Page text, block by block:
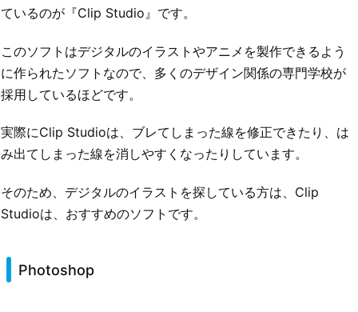
ているのが『Clip Studio』です。
このソフトはデジタルのイラストやアニメを製作できるよう
に作られたソフトなので、多くのデザイン関係の専門学校が
採用しているほどです。
実際にClip Studioは、ブレてしまった線を修正できたり、は
み出てしまった線を消しやすくなったりしています。
そのため、デジタルのイラストを探している方は、Clip
Studioは、おすすめのソフトです。
Photoshop